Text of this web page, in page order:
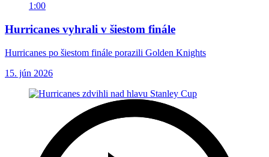
1:00
Hurricanes vyhrali v šiestom finále
Hurricanes po šiestom finále porazili Golden Knights
15. jún 2026